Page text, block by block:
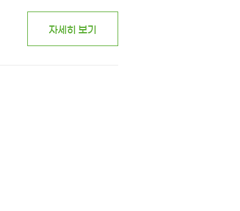
자세히 보기